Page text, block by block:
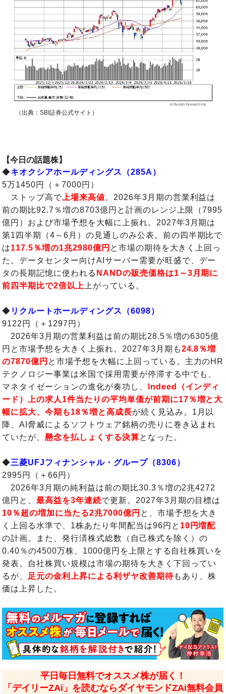
（出典：SBI証券公式サイト）
【今日の話題株】
◆キオクシアホールディングス（285A）
5万1450円（＋7000円）
ストップ高で 上場来高値。2026年3月期の営業利益は
前の期比92.7％増の8703億円と計画のレンジ上限（7995
億円）および市場予想を大幅に上振れ。2027年3月期は
第1四半期（4～6月）の見通しのみ公表。前の四半期比で
は117.5％増の1兆2980億円 と市場の期待を大きく上回っ
た。データセンター向けAIサーバー需要が旺盛で、デー
タの長期記憶に使われる NANDの販売価格は1～3月期に
前四半期比で2倍以上 上がっている。
◆ リクルートホールディングス（6098）
9122円（＋1297円）
2026年3月期の営業利益は前の期比28.5％増の6305億
円と市場予想を大きく上振れ。2027年3月期も24.8％増
の7870億円 と市場予想を大幅に上回っている。主力のHR
テクノロジー事業は米国で採用需要が停滞する中でも、
マネタイゼーションの進化が奏功し、
Indeed（インディ
ード）上の求人1件当たりの平均単価が前期に17％増と大
幅に拡大、今期も18％増と高成長が続く見込み。1月以
降、AI脅威によるソフトウェア銘柄の売りに巻き込まれ
ていたが、懸念を払しょくする決算となった。
◆三菱UFJフィナンシャル・グループ（8306）
2995円（＋66円）
2026年3月期の純利益は前の期比30.3％増の2兆4272
億円と、最高益を3年連続で更新。2027年3月期の目標は
10％超の増加に当たる2兆7000億円 と、市場予想を大き
く上回る水準で、1株あたり年間配当は96円と 10円増配
の計画。また、発行済株式総数（自己株式を除く）の
0.40％の4500万株、1000億円を上限とする自社株買いを
発表。自社株買い規模は市場の期待を大きく下回ってい
るが、 足元の金利上昇による利ザヤ改善期待もあり、株
価は上昇した。
平日毎日無料でオススメ株が届く！
「デイリーZAi」を読むならダイヤモンドZAi無料会員